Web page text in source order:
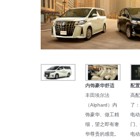
内饰豪华舒适
丰田埃尔法
（Alphard）内
饰豪华、做工精
细，望之即有奢
华尊贵的感觉。
配
高
了：
电
门
电